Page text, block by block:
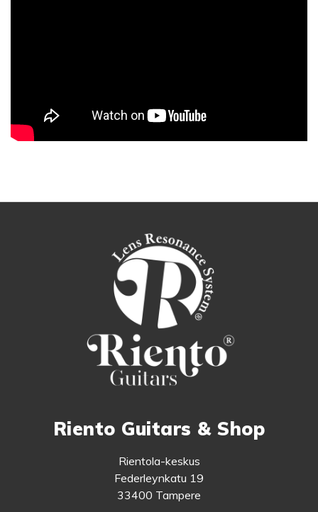
Riento Guitars & Shop
Rientola-keskus
Federleynkatu 19
33400 Tampere